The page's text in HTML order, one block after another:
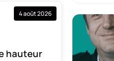
4 août 2026
hauteur